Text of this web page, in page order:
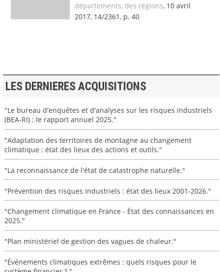
départements, des régions, 10 avril
2017, 14/2361, p. 40
LES DERNIERES ACQUISITIONS
"Le bureau d'enquêtes et d'analyses sur les risques industriels
(BEA-RI) : le rapport annuel 2025."
"Adaptation des territoires de montagne au changement
climatique : état des lieux des actions et outils."
"La reconnaissance de l'état de catastrophe naturelle."
"Prévention des risques industriels : état des lieux 2001-2026."
"Changement climatique en France - État des connaissances en
2025."
"Plan ministériel de gestion des vagues de chaleur."
"Événements climatiques extrêmes : quels risques pour le